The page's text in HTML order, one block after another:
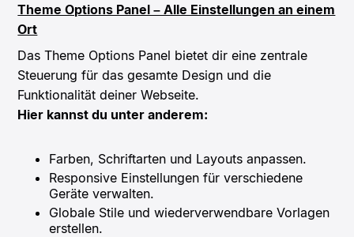
Theme Options Panel – Alle Einstellungen an einem
Ort
Das Theme Options Panel bietet dir eine zentrale
Steuerung für das gesamte Design und die
Funktionalität deiner Webseite.
Hier kannst du unter anderem:
Farben, Schriftarten und Layouts anpassen.
Responsive Einstellungen für verschiedene
Geräte verwalten.
Globale Stile und wiederverwendbare Vorlagen
erstellen.